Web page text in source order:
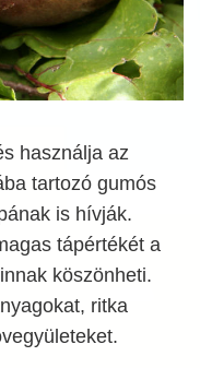
használja az
tartozó gumós
is hívják.
tápértékét a
köszönheti.
ritka